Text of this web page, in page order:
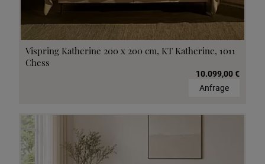
Vispring Katherine 200 x 200 cm, KT Katherine, 1011
Chess
10.099,00 €
Anfrage